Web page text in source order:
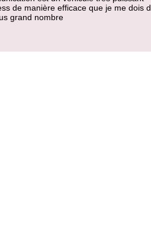
de manière efficace que je me dois
grand nombre